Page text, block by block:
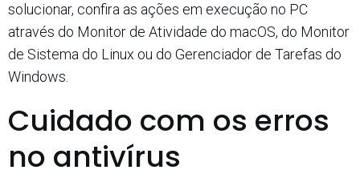
solucionar, confira as ações em execução no PC
através do Monitor de Atividade do macOS, do Monitor
de Sistema do Linux ou do Gerenciador de Tarefas do
Windows.
Cuidado com os erros
no antivírus